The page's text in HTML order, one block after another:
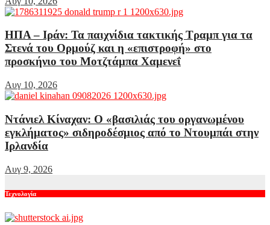
ΗΠΑ – Ιράν: Τα παιχνίδια τακτικής Τραμπ για τα
Στενά του Ορμούζ και η «επιστροφή» στο
προσκήνιο του Μοτζτάμπα Χαμενεΐ
Αυγ 10, 2026
Ντάνιελ Κίναχαν: Ο «βασιλιάς του οργανωμένου
εγκλήματος» σιδηροδέσμιος από το Ντουμπάι στην
Ιρλανδία
Αυγ 9, 2026
Τεχνολογία